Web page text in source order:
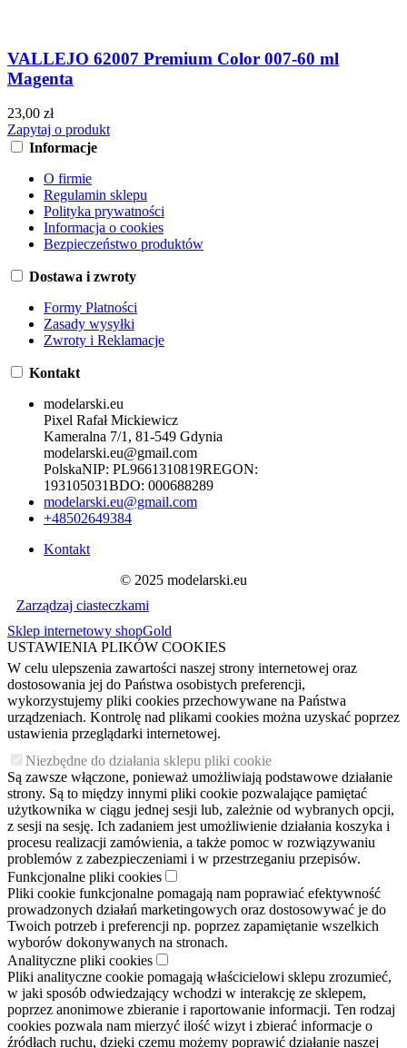
VALLEJO 62007 Premium Color 007-60 ml
Magenta
23,00 zł
Zapytaj o produkt
Informacje
O firmie
Regulamin sklepu
Polityka prywatności
Informacja o cookies
Bezpieczeństwo produktów
Dostawa i zwroty
Formy Płatności
Zasady wysyłki
Zwroty i Reklamacje
Kontakt
modelarski.eu
Pixel Rafał Mickiewicz
Kameralna 7/1, 81-549 Gdynia
modelarski.eu@gmail.com
PolskaNIP: PL9661310819REGON:
193105031BDO: 000688289
modelarski.eu@gmail.com
+48502649384
Kontakt
© 2025 modelarski.eu
Zarządzaj ciasteczkami
Sklep internetowy shopGold
USTAWIENIA PLIKÓW COOKIES
W celu ulepszenia zawartości naszej strony internetowej oraz
dostosowania jej do Państwa osobistych preferencji,
wykorzystujemy pliki cookies przechowywane na Państwa
urządzeniach. Kontrolę nad plikami cookies można uzyskać poprzez
ustawienia przeglądarki internetowej.
Niezbędne do działania sklepu pliki cookie
Są zawsze włączone, ponieważ umożliwiają podstawowe działanie
strony. Są to między innymi pliki cookie pozwalające pamiętać
użytkownika w ciągu jednej sesji lub, zależnie od wybranych opcji,
z sesji na sesję. Ich zadaniem jest umożliwienie działania koszyka i
procesu realizacji zamówienia, a także pomoc w rozwiązywaniu
problemów z zabezpieczeniami i w przestrzeganiu przepisów.
Funkcjonalne pliki cookies
Pliki cookie funkcjonalne pomagają nam poprawiać efektywność
prowadzonych działań marketingowych oraz dostosowywać je do
Twoich potrzeb i preferencji np. poprzez zapamiętanie wszelkich
wyborów dokonywanych na stronach.
Analityczne pliki cookies
Pliki analityczne cookie pomagają właścicielowi sklepu zrozumieć,
w jaki sposób odwiedzający wchodzi w interakcję ze sklepem,
poprzez anonimowe zbieranie i raportowanie informacji. Ten rodzaj
cookies pozwala nam mierzyć ilość wizyt i zbierać informacje o
źródłach ruchu, dzięki czemu możemy poprawić działanie naszej